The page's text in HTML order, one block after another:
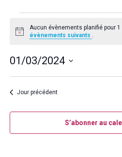
for
mars
Notice
Aucun évènements planifié pour
évènements suivants .
01/03/2024
Sélectionnez
uneJour précédent
S’abonner au